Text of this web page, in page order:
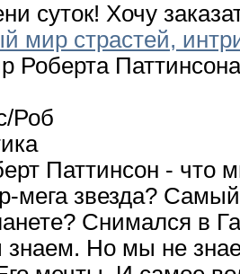
суток! Хочу
мир страстей,
Роберта
Роб
Паттинсон - что
мега звезда?
Снимался в
Но мы не